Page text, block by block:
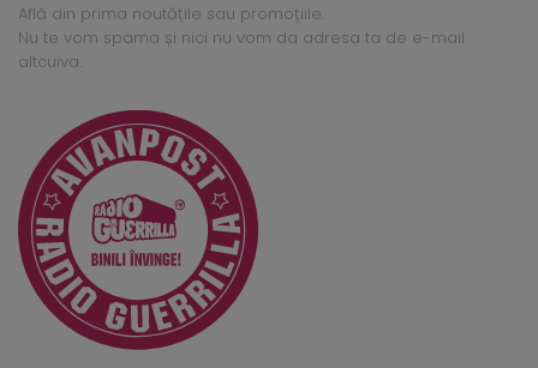
Află din prima noutățile sau promoțiile.
Nu te vom spama și nici nu vom da adresa ta de e-mail
altcuiva.